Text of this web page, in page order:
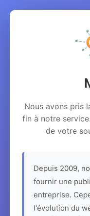
Nous avons pris
fin à notre
de votre
Depuis 2009,
fournir une
entreprise.
l'évolution du